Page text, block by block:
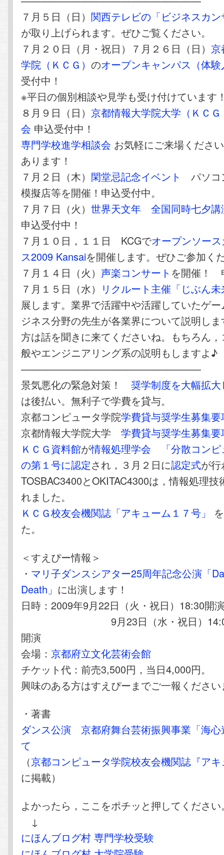
７月５日（日）関西テレビの「ビジネスカ
が取り上げられます。ぜひご覧ください。
７月２０日（月・祝日）７月２６日（日）
学院（ＫＣＧ）のオープンキャンパス（体
受付中！
※平日の個別相談や見学も受け付けています
８月９日（日） 京都情報大学院大学（ＫＣ
会 申込受付中！
専門学校進学相談会 お気軽にご来場くださ
あります！
７月２日（木） 閑堂忌記念イベント
パソコ
模擬店等を開催！申込受付中。
７月７日（火）世界天文年 全国同時七夕講
申込受付中！
７月１０日，１１日 KCGでオープンソー
ス2009 Kansaiを開催します。ぜひご参加く
７月１４日（火） 声楽コンサート を開催！
７月１５日（水） リクルート主催「じぶん
展します。業界で活躍中や活躍していたゲ
ジネス分野の先生が各業界について説明し
方は話を聞きに来てくださいね。もちろん
般やエンジニアリング系の説明もしますよ♪
——————————————————
景気悪化の緊急対策！奨学制度を大幅拡大
は後払い。無利子で学費を貸与。
京都コンピュータ学院学費貸与奨学生募集要
京都情報大学院大学学費貸与奨学生募集要
ＫＣＧ資料館が情報処理学会
「分散コン
の第１号に認定され，３月２日に認定式が
TOSBAC3400とOKITAC4300は，情報処理
れました。
ＫＣＧ校友会機関誌「アキューム１７号」
た。
＜すえぴー情報＞
・ マリ子ダンスシアター25周年記念公演「
Death」 に出演します！
日時：2009年9月22日（火・祝日）18:30開
9月23日（水・祝日）14:00
開演
会場： 京都府立文化芸術会館
チケット代：前売3,500円，当日4,000円。
興味のある方はすえぴーまでご一報くださ
・著書
ダンス公演 京都府舞台芸術振興事業「海心
て
（京都コンピュータ学院校友会機関誌『ア
に掲載）
よかったら，ここをポチッと押してください
↓
にほんブログ村 専門学校受験